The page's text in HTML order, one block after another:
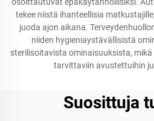
tekee niistä ihanteellisia
juoda ajon aikana.
niiden hygieniaystävällisistä
sterilisoitavista ominaisuuksista,
tarvittaviin avustettuihin
Suosittuja